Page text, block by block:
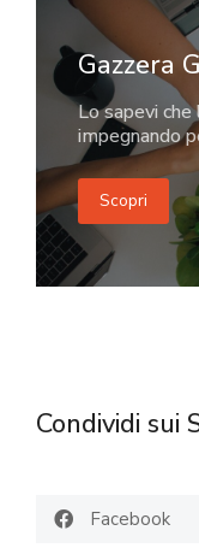
Gazzera
Lo sapevi
impegnando
Scopri
Condividi sui
Facebook